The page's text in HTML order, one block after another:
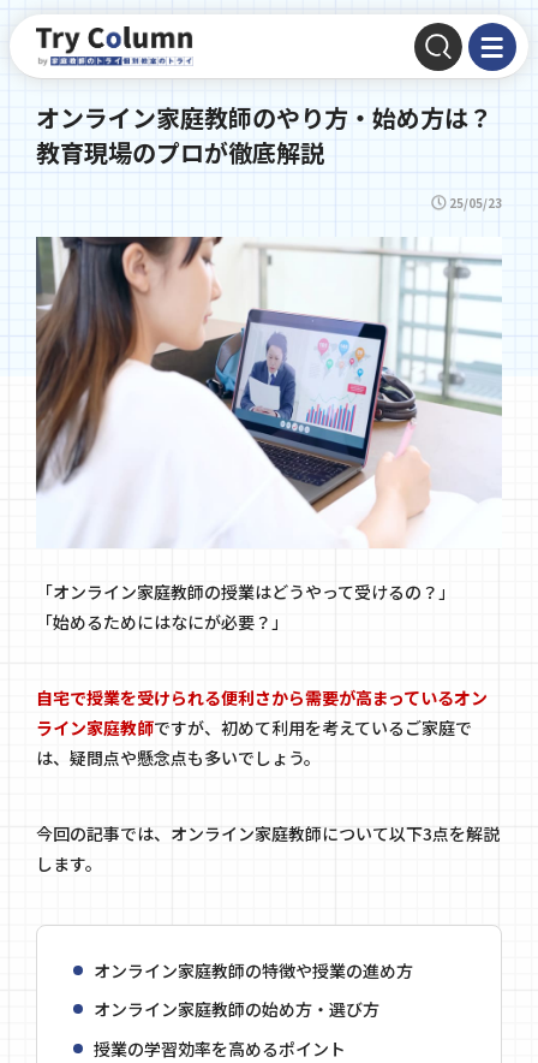
オンライン家庭教師のやり方・始め方は？
教育現場のプロが徹底解説
25/05/23
「オンライン家庭教師の授業はどうやって受けるの？」
「始めるためにはなにが必要？」
自宅で授業を受けられる便利さから需要が高まっているオン
ライン家庭教師ですが、初めて利用を考えているご家庭で
は、疑問点や懸念点も多いでしょう。
今回の記事では、オンライン家庭教師について以下3点を解説
します。
オンライン家庭教師の特徴や授業の進め方
オンライン家庭教師の始め方・選び方
授業の学習効率を高めるポイント